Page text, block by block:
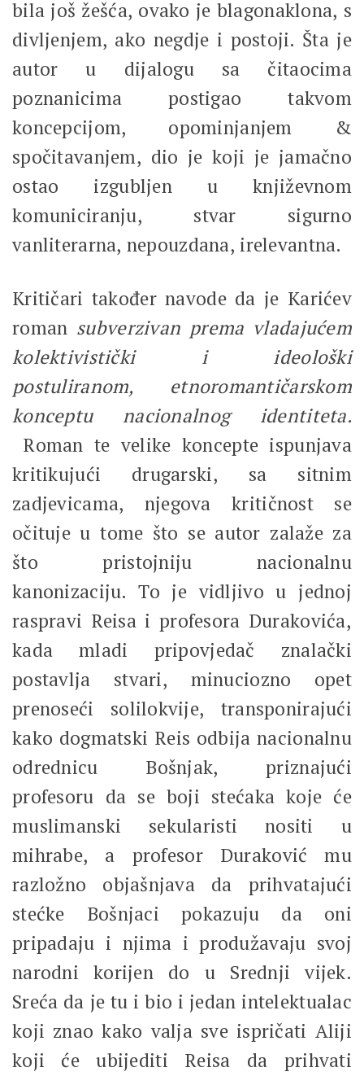
bila još žešća, ovako je blagonaklona, s
divljenjem, ako negdje i postoji. Šta je
autor u dijalogu sa čitaocima
poznanicima postigao takvom
koncepcijom, opominjanjem &
spočitavanjem, dio je koji je jamačno
ostao izgubljen u književnom
komuniciranju, stvar sigurno
vanliterarna, nepouzdana, irelevantna.
Kritičari također navode da je Karićev
roman subverzivan prema vladajućem
kolektivistički i ideološki
postuliranom, etnoromantičarskom
konceptu nacionalnog identiteta.
Roman te velike koncepte ispunjava
kritikujući drugarski, sa sitnim
zadjevicama, njegova kritičnost se
očituje u tome što se autor zalaže za
što pristojniju nacionalnu
kanonizaciju. To je vidljivo u jednoj
raspravi Reisa i profesora Durakovića,
kada mladi pripovjedač znalački
postavlja stvari, minuciozno opet
prenoseći solilokvije, transponirajući
kako dogmatski Reis odbija nacionalnu
odrednicu Bošnjak, priznajući
profesoru da se boji stećaka koje će
muslimanski sekularisti nositi u
mihrabe, a profesor Duraković mu
razložno objašnjava da prihvatajući
stećke Bošnjaci pokazuju da oni
pripadaju i njima i produžavaju svoj
narodni korijen do u Srednji vijek.
Sreća da je tu i bio i jedan intelektualac
koji znao kako valja sve ispričati Aliji
koji će ubijediti Reisa da prihvati